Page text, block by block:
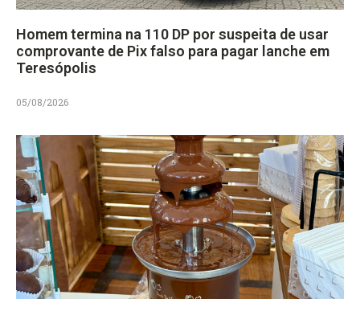
Homem termina na 110 DP por suspeita de usar
comprovante de Pix falso para pagar lanche em
Teresópolis
05/08/2026